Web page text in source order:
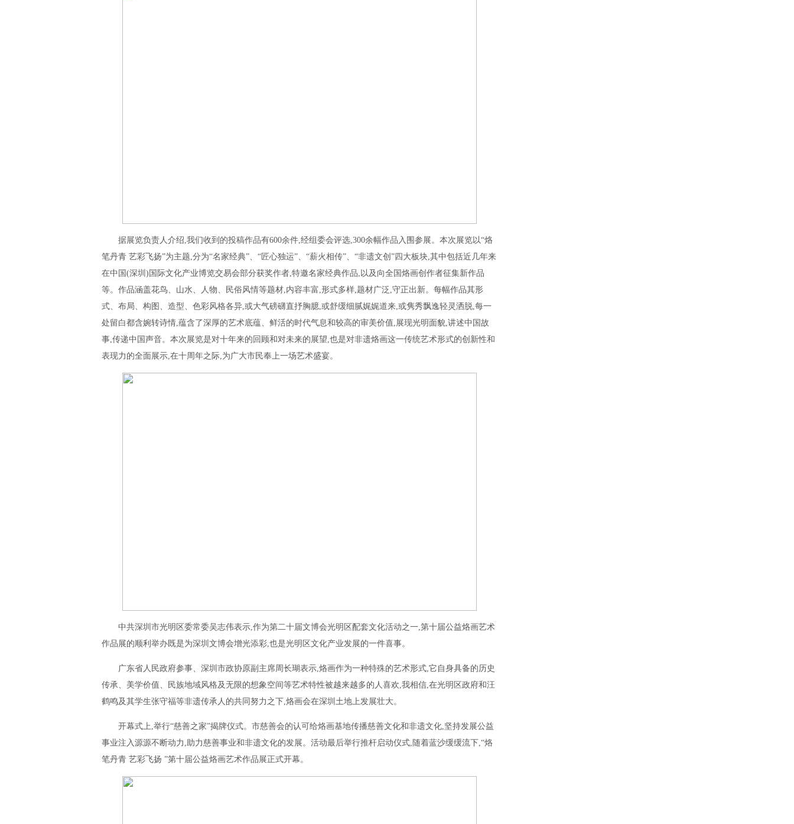
据展览负责人介绍,我们收到的投稿作品有600余件,经组委会评选,300余幅作品入围参展。本次展览以“烙
笔丹青 艺彩飞扬”为主题,分为“名家经典”、“匠心独运”、“薪火相传”、“非遗文创”四大板块,其中包括近几年来
在中国(深圳)国际文化产业博览交易会部分获奖作者,特邀名家经典作品,以及向全国烙画创作者征集新作品
等。作品涵盖花鸟、山水、人物、民俗风情等题材,内容丰富,形式多样,题材广泛,守正出新。每幅作品其形
式、布局、构图、造型、色彩风格各异,或大气磅礴直抒胸臆,或舒缓细腻娓娓道来,或隽秀飘逸轻灵洒脱,每一
处留白都含婉转诗情,蕴含了深厚的艺术底蕴、鲜活的时代气息和较高的审美价值,展现光明面貌,讲述中国故
事,传递中国声音。本次展览是对十年来的回顾和对未来的展望,也是对非遗烙画这一传统艺术形式的创新性和
表现力的全面展示,在十周年之际,为广大市民奉上一场艺术盛宴。
中共深圳市光明区委常委吴志伟表示,作为第二十届文博会光明区配套文化活动之一,第十届公益烙画艺术
作品展的顺利举办既是为深圳文博会增光添彩,也是光明区文化产业发展的一件喜事。
广东省人民政府参事、深圳市政协原副主席周长瑚表示,烙画作为一种特殊的艺术形式,它自身具备的历史
传承、美学价值、民族地域风格及无限的想象空间等艺术特性被越来越多的人喜欢,我相信,在光明区政府和汪
鹤鸣及其学生张守福等非遗传承人的共同努力之下,烙画会在深圳土地上发展壮大。
开幕式上,举行“慈善之家”揭牌仪式。市慈善会的认可给烙画基地传播慈善文化和非遗文化,坚持发展公益
事业注入源源不断动力,助力慈善事业和非遗文化的发展。活动最后举行推杆启动仪式,随着蓝沙缓缓流下,“烙
笔丹青 艺彩飞扬 ”第十届公益烙画艺术作品展正式开幕。